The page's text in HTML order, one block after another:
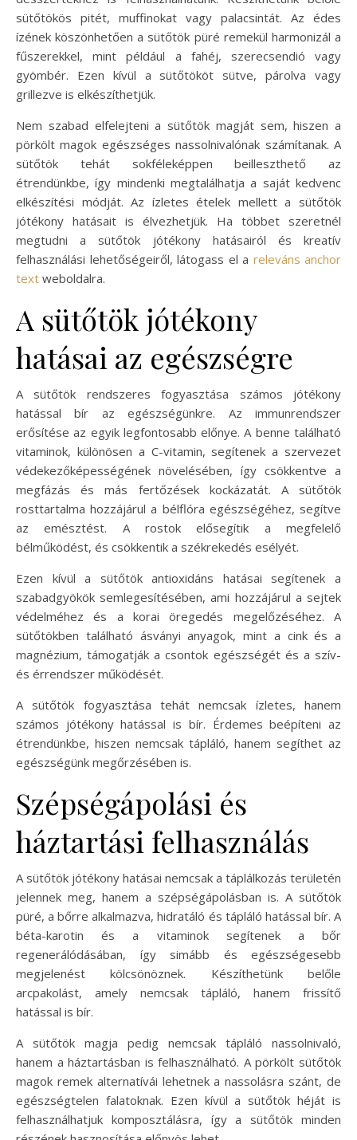
sütőtökös pitét, muffinokat vagy palacsintát. Az édes
ízének köszönhetően a sütőtök püré remekül harmonizál a
fűszerekkel, mint például a fahéj, szerecsendió vagy
gyömbér. Ezen kívül a sütőtököt sütve, párolva vagy
grillezve is elkészíthetjük.
Nem szabad elfelejteni a sütőtök magját sem, hiszen a
pörkölt magok egészséges nassolnivalónak számítanak. A
sütőtök tehát sokféleképpen beilleszthető az
étrendünkbe, így mindenki megtalálhatja a saját kedvenc
elkészítési módját. Az ízletes ételek mellett a sütőtök
jótékony hatásait is élvezhetjük. Ha többet szeretnél
megtudni a sütőtök jótékony hatásairól és kreatív
felhasználási lehetőségeiről, látogass el a releváns anchor
text weboldalra.
A sütőtök jótékony
hatásai az egészségre
A sütőtök rendszeres fogyasztása számos jótékony
hatással bír az egészségünkre. Az immunrendszer
erősítése az egyik legfontosabb előnye. A benne található
vitaminok, különösen a C-vitamin, segítenek a szervezet
védekezőképességének növelésében, így csökkentve a
megfázás és más fertőzések kockázatát. A sütőtök
rosttartalma hozzájárul a bélflóra egészségéhez, segítve
az emésztést. A rostok elősegítik a megfelelő
bélműködést, és csökkentik a székrekedés esélyét.
Ezen kívül a sütőtök antioxidáns hatásai segítenek a
szabadgyökök semlegesítésében, ami hozzájárul a sejtek
védelméhez és a korai öregedés megelőzéséhez. A
sütőtökben található ásványi anyagok, mint a cink és a
magnézium, támogatják a csontok egészségét és a szív-
és érrendszer működését.
A sütőtök fogyasztása tehát nemcsak ízletes, hanem
számos jótékony hatással is bír. Érdemes beépíteni az
étrendünkbe, hiszen nemcsak tápláló, hanem segíthet az
egészségünk megőrzésében is.
Szépségápolási és
háztartási felhasználás
A sütőtök jótékony hatásai nemcsak a táplálkozás területén
jelennek meg, hanem a szépségápolásban is. A sütőtök
püré, a bőrre alkalmazva, hidratáló és tápláló hatással bír. A
béta-karotin és a vitaminok segítenek a bőr
regenerálódásában, így simább és egészségesebb
megjelenést kölcsönöznek. Készíthetünk belőle
arcpakolást, amely nemcsak tápláló, hanem frissítő
hatással is bír.
A sütőtök magja pedig nemcsak tápláló nassolnivaló,
hanem a háztartásban is felhasználható. A pörkölt sütőtök
magok remek alternatívái lehetnek a nassolásra szánt, de
egészségtelen falatoknak. Ezen kívül a sütőtök héját is
felhasználhatjuk komposztálásra, így a sütőtök minden